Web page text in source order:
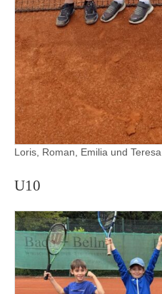
Loris, Roman, Emilia und Teresa
U10